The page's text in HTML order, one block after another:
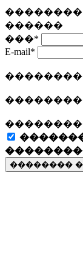
������
���*
E-mail*
��������